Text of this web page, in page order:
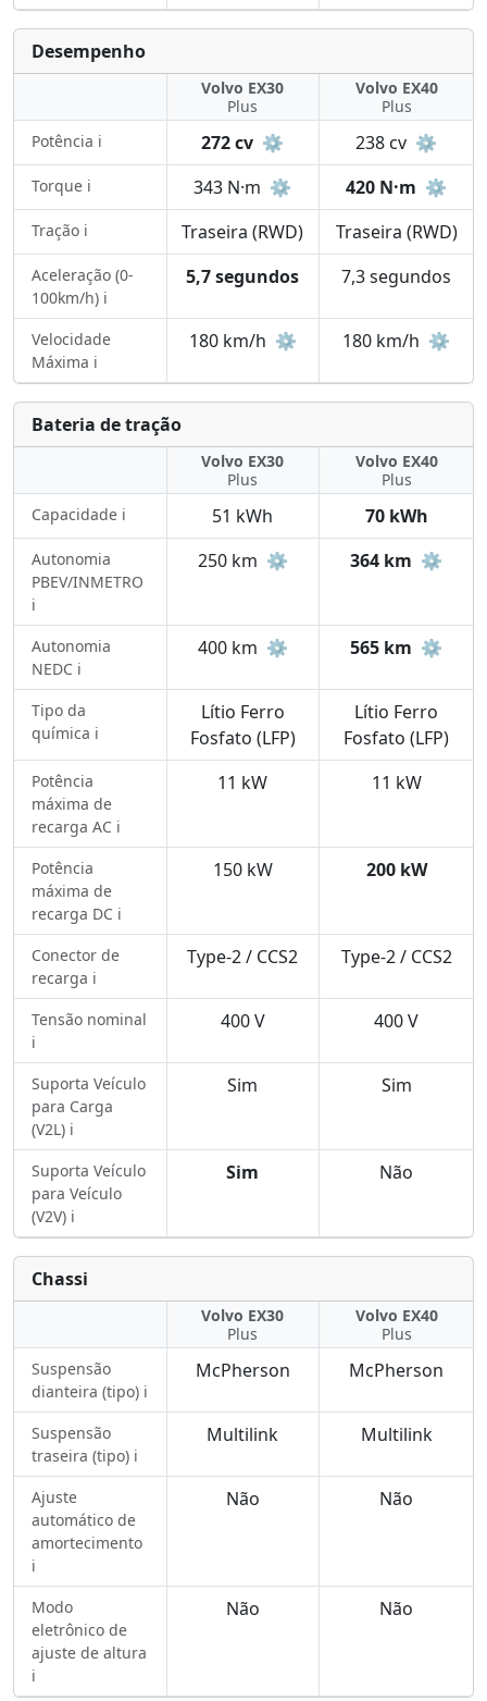
Desempenho
Volvo EX30
Plus
Volvo EX40
Plus
Potência ℹ️
272 cv ⚙️ 238 cv ⚙️
Torque ℹ️ 343 N·m ⚙️ 420 N·m ⚙️
Tração ℹ️ Traseira (RWD) Traseira (RWD)
Aceleração (0-
100km/h) ℹ️
5,7 segundos 7,3 segundos
Velocidade
Máxima ℹ️
180 km/h ⚙️ 180 km/h ⚙️
Bateria de tração
Volvo EX30
Plus
Volvo EX40
Plus
Capacidade ℹ️
51 kWh 70 kWh
Autonomia
PBEV/INMETRO
ℹ️
250 km ⚙️ 364 km ⚙️
Autonomia
NEDC ℹ️
400 km ⚙️ 565 km ⚙️
Tipo da
química ℹ️
Lítio Ferro
Fosfato (LFP)
Lítio Ferro
Fosfato (LFP)
Potência
máxima de
recarga AC ℹ️
11 kW 11 kW
Potência
máxima de
recarga DC ℹ️
150 kW 200 kW
Conector de
recarga ℹ️
Type-2 / CCS2 Type-2 / CCS2
Tensão nominal
ℹ️
400 V 400 V
Suporta Veículo
para Carga
(V2L) ℹ️
Sim Sim
Suporta Veículo
para Veículo
(V2V) ℹ️
Sim Não
Chassi
Volvo EX30
Plus
Volvo EX40
Plus
Suspensão
dianteira (tipo) ℹ️
McPherson McPherson
Suspensão
traseira (tipo) ℹ️
Multilink Multilink
Ajuste
automático de
amortecimento
ℹ️
Não Não
Modo
eletrônico de
ajuste de altura
ℹ️
Não Não